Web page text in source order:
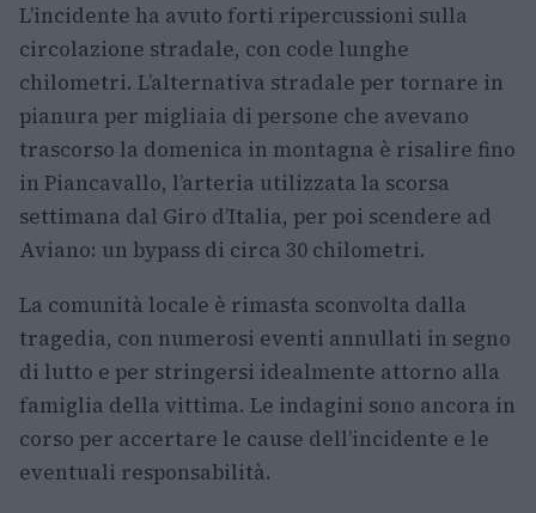
L’incidente ha avuto forti ripercussioni sulla
circolazione stradale, con code lunghe
chilometri. L’alternativa stradale per tornare in
pianura per migliaia di persone che avevano
trascorso la domenica in montagna è risalire fino
in Piancavallo, l’arteria utilizzata la scorsa
settimana dal Giro d’Italia, per poi scendere ad
Aviano: un bypass di circa 30 chilometri.
La comunità locale è rimasta sconvolta dalla
tragedia, con numerosi eventi annullati in segno
di lutto e per stringersi idealmente attorno alla
famiglia della vittima. Le indagini sono ancora in
corso per accertare le cause dell’incidente e le
eventuali responsabilità.